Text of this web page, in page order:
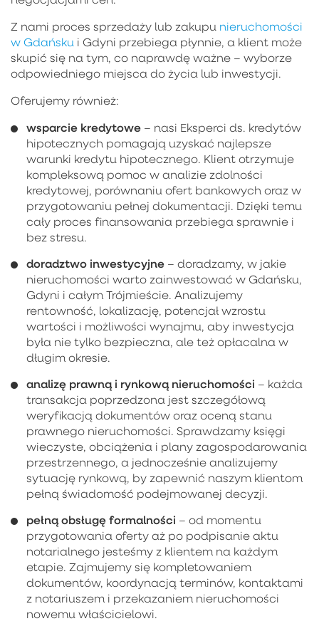
Z nami proces sprzedaży lub zakupu nieruchomości
w Gdańsku i Gdyni przebiega płynnie, a klient może
skupić się na tym, co naprawdę ważne – wyborze
odpowiedniego miejsca do życia lub inwestycji.
Oferujemy również:
wsparcie kredytowe – nasi Eksperci ds. kredytów
hipotecznych pomagają uzyskać najlepsze
warunki kredytu hipotecznego. Klient otrzymuje
kompleksową pomoc w analizie zdolności
kredytowej, porównaniu ofert bankowych oraz w
przygotowaniu pełnej dokumentacji. Dzięki temu
cały proces finansowania przebiega sprawnie i
bez stresu.
doradztwo inwestycyjne – doradzamy, w jakie
nieruchomości warto zainwestować w Gdańsku,
Gdyni i całym Trójmieście. Analizujemy
rentowność, lokalizację, potencjał wzrostu
wartości i możliwości wynajmu, aby inwestycja
była nie tylko bezpieczna, ale też opłacalna w
długim okresie.
analizę prawną i rynkową nieruchomości – każda
transakcja poprzedzona jest szczegółową
weryfikacją dokumentów oraz oceną stanu
prawnego nieruchomości. Sprawdzamy księgi
wieczyste, obciążenia i plany zagospodarowania
przestrzennego, a jednocześnie analizujemy
sytuację rynkową, by zapewnić naszym klientom
pełną świadomość podejmowanej decyzji.
pełną obsługę formalności – od momentu
przygotowania oferty aż po podpisanie aktu
notarialnego jesteśmy z klientem na każdym
etapie. Zajmujemy się kompletowaniem
dokumentów, koordynacją terminów, kontaktami
z notariuszem i przekazaniem nieruchomości
nowemu właścicielowi.